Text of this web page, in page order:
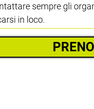
sempre gli
in loco.